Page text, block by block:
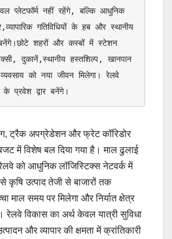
प्लेटफॉर्म नहीं रहेंगे, बल्कि आधुनिक
गतिविधियों के हब और स्थानीय
शहरों और कस्बों में स्टेशन
दुकानें,स्थानीय हस्तशिल्प, खानपान
को नया जीवन मिलेगा। रेलवे
प्रवेश द्वार बनेंगे।
ट्रैक अपग्रेडेशन और फ्रेट कॉरिडोर
में विशेष बल दिया गया है। माल ढुलाई
को आधुनिक लॉजिस्टिक्स नेटवर्क में
कृषि उत्पाद तेजी से बाजारों तक
माल समय पर मिलेगा और निर्यात क्षेत्र
रेलवे विकास का अर्थ केवल यात्री सुविधा
और व्यापार की क्षमता में क्रांतिकारी